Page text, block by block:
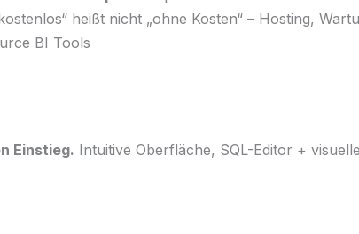
heißt nicht „ohne Kosten“ – Hosting,
BI Tools
Einstieg. Intuitive Oberfläche, SQL-Editor +